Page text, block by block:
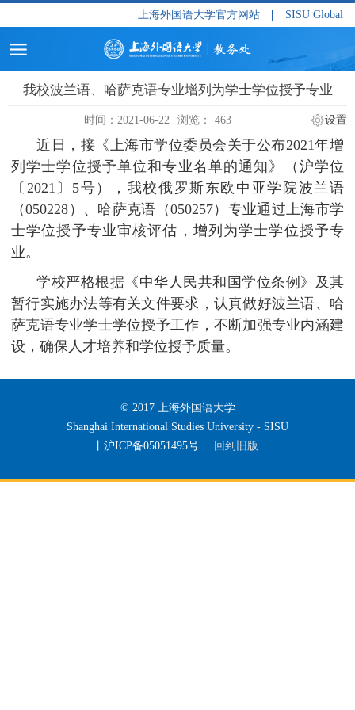
上海外国语大学官方网站 SISU Global
我校波兰语、哈萨克语专业增列为学士学位授予专业
时间：2021-06-22 浏览： 463 设置
近日，接《上海市学位委员会关于公布2021年增
列学士学位授予单位和专业名单的通知》（沪学位
〔 2021 〕 5号），我校俄罗斯东欧中亚学院波兰语
（050228 ）、哈萨克语（050257）专业通过上海市学
士学位授予专业审核评估，增列为学士学位授予专
业。
学校严格根据《中华人民共和国学位条例》及其
暂行实施办法等有关文件要求，认真做好波兰语、哈
萨克语专业学士学位授予工作，不断加强专业内涵建
设，确保人才培养和学位授予质量。
© 2017 上海外国语大学
Shanghai International Studies University - SISU
丨沪ICP备05051495号
回到旧版